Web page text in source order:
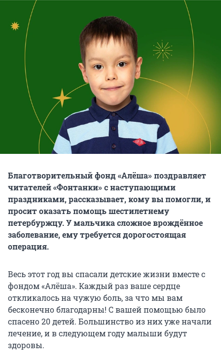
Благотворительный фонд «Алёша» поздравляет
читателей «Фонтанки» с наступающими
праздниками, рассказывает, кому вы помогли, и
просит оказать помощь шестилетнему
петербуржцу. У мальчика сложное врождённое
заболевание, ему требуется дорогостоящая
операция.
Весь этот год вы спасали детские жизни вместе с
фондом «Алёша». Каждый раз ваше сердце
откликалось на чужую боль, за что мы вам
бесконечно благодарны! С вашей помощью было
спасено 20 детей. Большинство из них уже начали
лечение, и в следующем году малыши будут
здоровы.